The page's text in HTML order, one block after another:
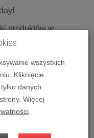
produktów w
Buchardta,
innych ofert.
znikają
wszystkich
Kliknięcie
danych
Więcej
.